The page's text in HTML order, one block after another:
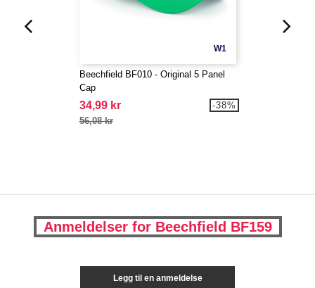
W1
Beechfield BF010 - Original 5 Panel
Cap
34,99 kr
56,08 kr
-38%
Anmeldelser for Beechfield BF159
Legg til en anmeldelse